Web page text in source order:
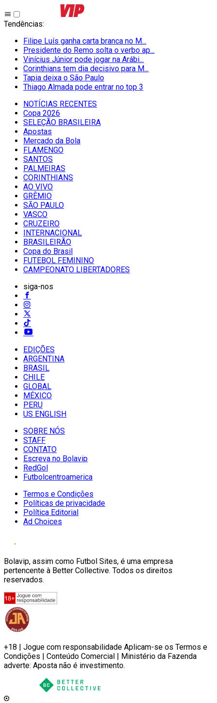
Tendências:
Filipe Luís ganha carta branca no M...
Presidente do Remo solta o verbo ap...
Vinícius Júnior pode jogar na Arábi...
Corinthians tem dia decisivo para M...
Tapia deixa o São Paulo
Thiago Almada pode entrar no top 3
NOTÍCIAS RECENTES
Copa 2026
SELEÇÃO BRASILEIRA
Apostas
Mercado da Bola
FLAMENGO
SANTOS
PALMEIRAS
CORINTHIANS
AO VIVO
GRÊMIO
SĀO PAULO
VASCO
CRUZEIRO
INTERNACIONAL
BRASILEIRÃO
Copa do Brasil
FUTEBOL FEMININO
CAMPEONATO LIBERTADORES
siga-nos
EDIÇÕES
ARGENTINA
BRASIL
CHILE
GLOBAL
MÉXICO
PERU
US ENGLISH
SOBRE NÓS
STAFF
CONTATO
Escreva no Bolavip
RedGol
Futbolcentroamerica
Termos e Condições
Políticas de privacidade
Política Editorial
Ad Choices
Bolavip, assim como Futbol Sites, é uma empresa
pertencente à Better Collective. Todos os direitos
reservados.
+18 | Jogue com responsabilidade Aplicam-se os Termos e
Condições | Conteúdo Comercial | Ministério da Fazenda
adverte: Aposta não é investimento.